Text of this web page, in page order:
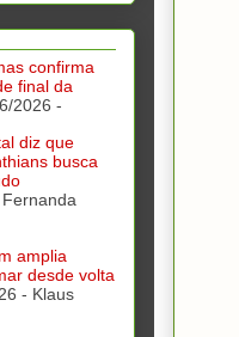
confirma
final da
2026 -
diz que
busca
amplia
desde volta
- Klaus